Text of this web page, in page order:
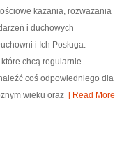
kazania, rozważania
i duchowych
i Ich Posługa.
chcą regularnie
coś odpowiedniego dla
wieku oraz [ Read More